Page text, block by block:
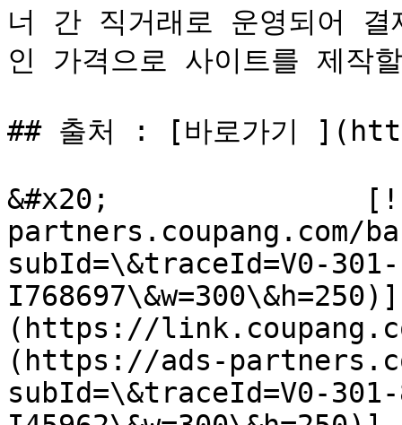
너 간 직거래로 운영되어
인 가격으로 사이트를 제작
## 출처 : [바로가기
&#x20;
partners.coupang.com/
subId=\&traceId=V0-
I768697\&w=300\&h=250)]
(https://
(https://ads-
subId=\&traceId=V0-301-